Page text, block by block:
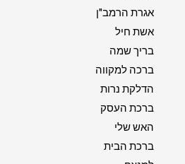
אגרת הרמב"ן
אשת חיל
בריך שמה
ברכה למקווה
הדלקת נרות
ברכת העסק
האש שלי
ברכת הבית